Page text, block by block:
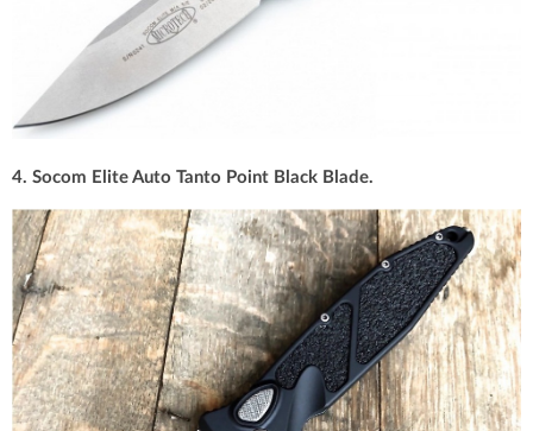
4. Socom Elite Auto Tanto Point Black Blade.